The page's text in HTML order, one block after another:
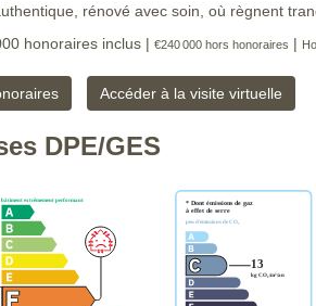
rénové avec soin, où règnent
honoraires inclus | €240 000 hors honoraires |
Accéder à la visite virtuelle
DPE/GES